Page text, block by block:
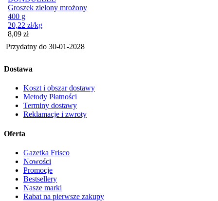
Groszek zielony mrożony
400 g
20,22 zł/kg
Cena
8,09 zł
Przydatny do 30-01-2028
Dostawa
Koszt i obszar dostawy
Metody Płatności
Terminy dostawy
Reklamacje i zwroty
Oferta
Gazetka Frisco
Nowości
Promocje
Bestsellery
Nasze marki
Rabat na pierwsze zakupy